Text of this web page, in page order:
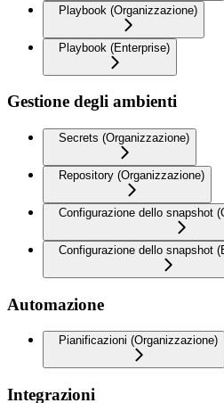
Playbook (Organizzazione)
Playbook (Enterprise)
Gestione degli ambienti
Secrets (Organizzazione)
Repository (Organizzazione)
Configurazione dello snapshot
Configurazione dello snapshot
Automazione
Pianificazioni (Organizzazione)
Integrazioni